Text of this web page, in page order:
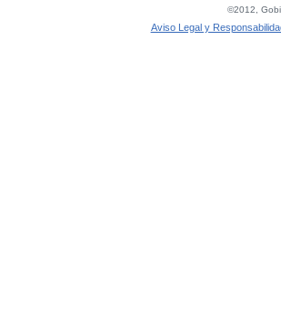
©2012,
Aviso Legal y